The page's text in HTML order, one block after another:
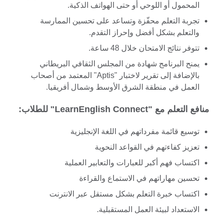
المحمول أو اللوحي أو حتى الهواتف الذكية.
تجربة التعلم محفّزة وتساعد على تحسين الممارسة
والتعلم بشكل أفضل وإحراز التقدم.
تتوفر نتائج الامتحان خلال 48 ساعة.
يمنح البرنامج شهادة من المجلس الثقافي البريطاني
بالإضافة إلى تقرير لاختبار "Aptis" المعتمد من أصحاب
العمل في منطقة الشرق الأوسط وشمال أفريقيا.
منافع التعلم مع "LearnEnglish Connect" للطلاب:
توسيع قائمة مفرداتهم في اللغة الإنجليزية
تعزيز كفاءتهم في القواعد النحوية
اكتساب فهم أكبر للعبارات والتعابير العملية
تحسين مهاراتهم في الاستماع والقراءة
اكتساب خبرة التعلم بشكل مستقل عبر الانترنت
الاستعداد لبيئة العمل المستقبلية.